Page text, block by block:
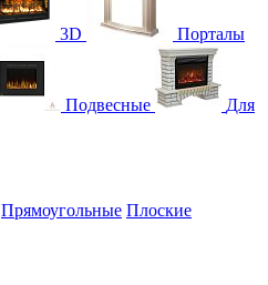
3D Порталы
Подвесные
Для
Прямоугольные Плоские